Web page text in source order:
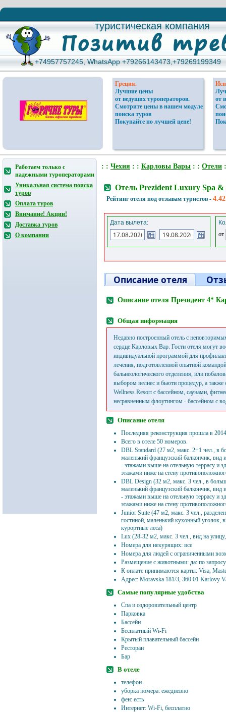
туристическая компания
туристическая компания
+74957757245, WhatsApp +79266143473,+79269199349
+74957757245, WhatsApp +79266143473,+79269199349
Греция.
Лучшие цены
от ведущих туроператоров.
Смотрите цены в нашем модуле
поиска туров
Покупайте по лучшей цене!
от
Работаем только с
надежными туроператорами
Уникальная система поиска
туров
Оплата туров
Внимание! Акции!
Доставка туров
О компании
: : Чехия : : Карловы Вары : : Отели
Отель Prezident Luxury Spa
Рейтинг отеля под отзывам туристов -
Дата вылета:
от
Описание отеля
Описание отеля Президент 4*
Общая информация
Недавно построенный отель с
сердце Карловых Вар. Гости отеля могут
индивидуальной программой для
лечения, подготовленной опытной
бальнеологического отделения, или
выбором велнес и бьюти процедур, а также
Wellness Resort с бассейном, саунами,
несравненным флоутингом - бассейном с
Описание отеля
Последняя реконструкция прошла в
Всего в отеле 50 номеров.
DBL Standard (27 м2, макс. 2+1 чел., в
маленький французский балкончик, вид
- этажами выше на отельную террасу и
этажами ниже на стену
DBL Design (32 м2, макс. 3 чел., в
маленький французский балкончик, вид
- этажами выше на отельную террасу и
этажами ниже на стену
Junior Suite (47 м2, макс. 3 чел.,
гостиной, маленький кухонный уголок,
курортные леса)
Lux (28-32 м2, макс. 3 чел., вид на
Номера для некурящих: все
Номера для людей с ограниченными
Размещение с животными: да: по
К оплате принимаются карты: Visa,
Адрес: Moravska 181/3, 360 01 Karlovy
Самые популярные удобства
Спа и оздоровительный центр
Парковка
Бассейн
Бесплатный Wi-Fi
Крытый плавательный бассейн
Ресторан
Бар
В отеле
телефон
уборка номера: ежедневно
фен: есть
Интернет: Wi-Fi, бесплатно